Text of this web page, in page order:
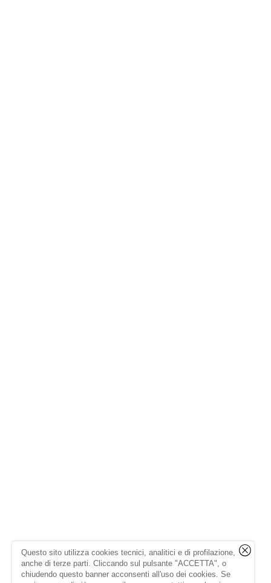
Questo sito utilizza cookies tecnici, analitici e di profilazione,
anche di terze parti. Cliccando sul pulsante "ACCETTA", o
chiudendo questo banner acconsenti all'uso dei cookies. Se